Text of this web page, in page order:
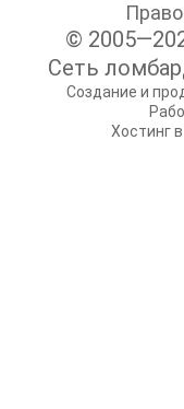
©
Сеть
Создание и
Хостинг